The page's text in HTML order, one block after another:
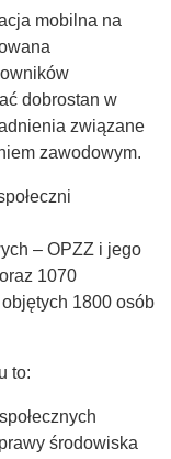
mobilna na
dobrostan w
związane
zawodowym.
– OPZZ i jego
1070
1800 osób
to:
środowiska